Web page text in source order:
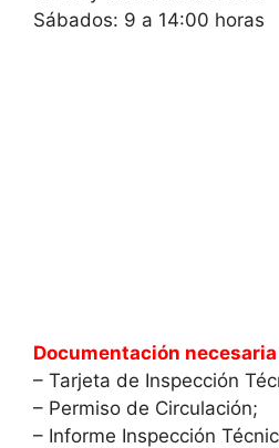
Sábados: 9 a 14:00 horas
Documentación
– Tarjeta de Inspección
– Permiso de Circulación;
– Informe Inspección